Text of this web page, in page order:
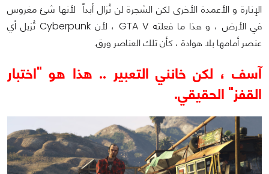
الإنارة و الأعمدة الأخرى لكن الشجرة لن تُزال أبداً لأنها شئ مغروس
في الأرض ، و هذا ما فعلته GTA V ، لأن Cyberpunk تُزيل أي
عنصر أمامها بلا هوادة ، كأن تلك العناصر ورق.
آسف ، لكن خانني التعبير .. هذا هو "اختبار
القفز" الحقيقي.